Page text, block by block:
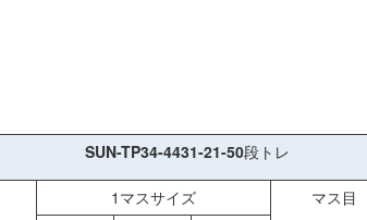
SUN-TP34-4431-21-50段トレ
1マスサイズ マス目